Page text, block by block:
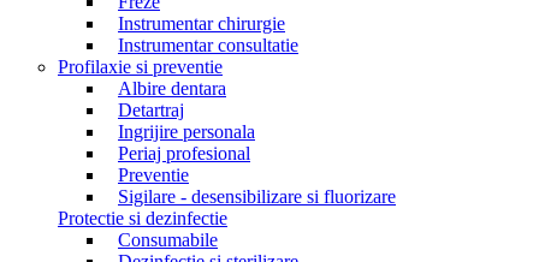
Instrumentar chirurgie
Instrumentar consultatie
Profilaxie si preventie
Albire dentara
Detartraj
Ingrijire personala
Periaj profesional
Preventie
Sigilare - desensibilizare si fluorizare
Protectie si dezinfectie
Consumabile